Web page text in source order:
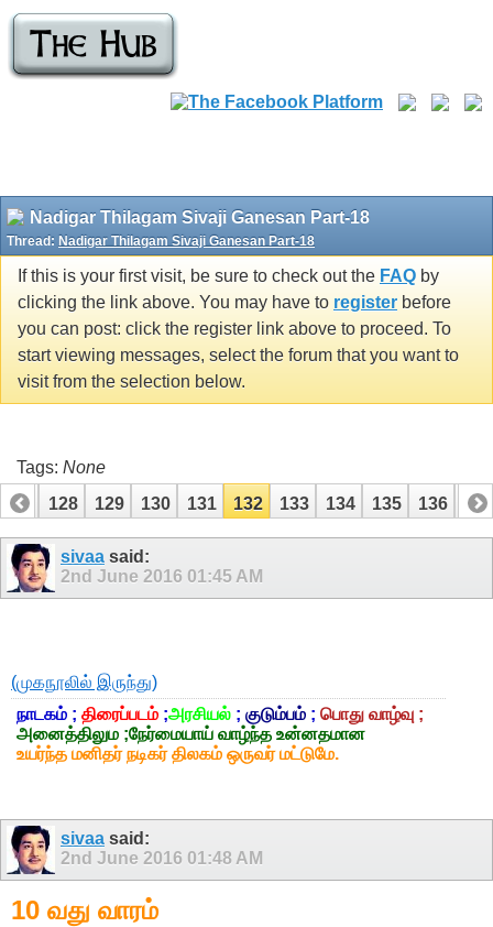
Nadigar Thilagam Sivaji Ganesan Part-18
Thread: Nadigar Thilagam Sivaji Ganesan Part-18
If this is your first visit, be sure to check out the FAQ by
clicking the link above. You may have to register before
you can post: click the register link above to proceed. To
start viewing messages, select the forum that you want to
visit from the selection below.
Tags: None
127
128 129 130 131 132 133 134 135 136 137
147 148sivaa said:
2nd June 2016 01:45 AM
(முகநூலில் இருந்து)
நாடகம் ; திரைப்படம் ;அரசியல் ; குடும்பம் ; பொது வாழ்வு ;
அனைத்திலும ;நேர்மையாய் வாழ்ந்த உன்னதமான
உயர்ந்த மனிதர் நடிகர் திலகம் ஒருவர் மட்டுமே.
sivaa said:
2nd June 2016 01:48 AM
10 வது வாரம்